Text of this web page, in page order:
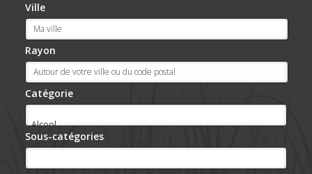
Ville
Rayon
Catégorie
Sous-catégories